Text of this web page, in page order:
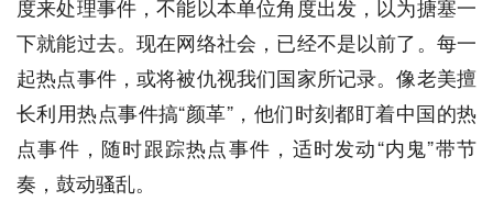
度来处理事件，不能以本单位角度出发，以为搪塞一
下就能过去。现在网络社会，已经不是以前了。每一
起热点事件，或将被仇视我们国家所记录。像老美擅
长利用热点事件搞“颜革”，他们时刻都盯着中国的热
点事件，随时跟踪热点事件，适时发动“内鬼”带节
奏，鼓动骚乱。